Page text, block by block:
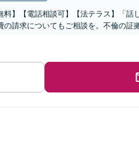
料】【電話相談可】【法テラス】「
請求についてもご相談を。不倫の証